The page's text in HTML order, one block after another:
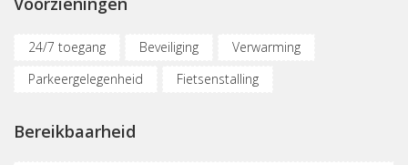
24/7 toegang Beveiliging
Verwarming
Parkeergelegenheid
Fietsenstalling
Internetmogelijkheden
Bereikbaarheid